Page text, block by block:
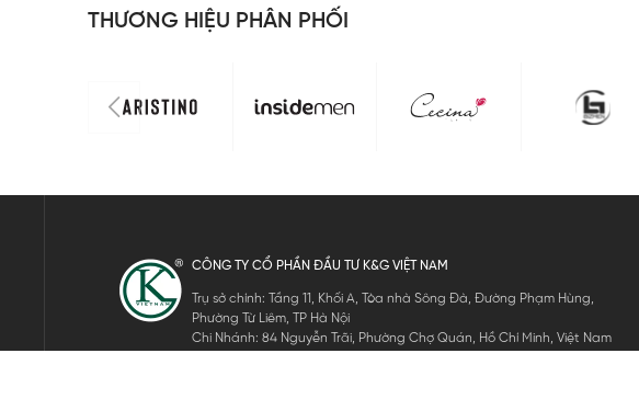
THƯƠNG HIỆU PHÂN PHỐI
CÔNG TY CỔ PHẦN ĐẦU TƯ K&G VIỆT NAM
Trụ sở chính: Tầng 11, Khối A, Tòa nhà Sông Đà, Đường Phạm Hùng,
Phường Từ Liêm, TP Hà Nội
Chi Nhánh: 84 Nguyễn Trãi, Phường Chợ Quán, Hồ Chí Minh, Việt Nam